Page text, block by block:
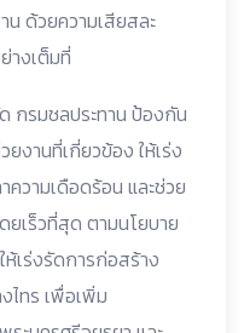
น ด้วยความเสียสละ
างเต็มที่
กรมชลประทาน ป้องกัน
งานที่เกี่ยวข้อง ให้เร่ง
วามเดือดร้อน และช่วย
ยเร็วที่สุด ตามนโยบาย
เร่งรัดการก่อสร้าง
ไทร เพื่อเพิ่ม